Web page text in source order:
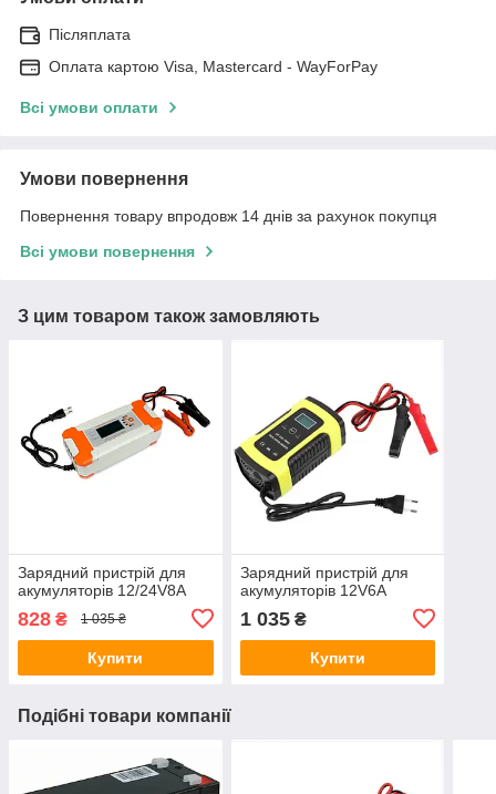
Післяплата
Оплата картою Visa, Mastercard - WayForPay
Всі умови оплати
Умови повернення
Повернення товару впродовж 14 днів за рахунок покупця
Всі умови повернення
З цим товаром також замовляють
Зарядний пристрій для
акумуляторів 12/24V8A
828 ₴ 1 035 ₴
Купити
Зарядний пристрій для
акумуляторів 12V6A
1 035₴
Купити
Подібні товари компанії